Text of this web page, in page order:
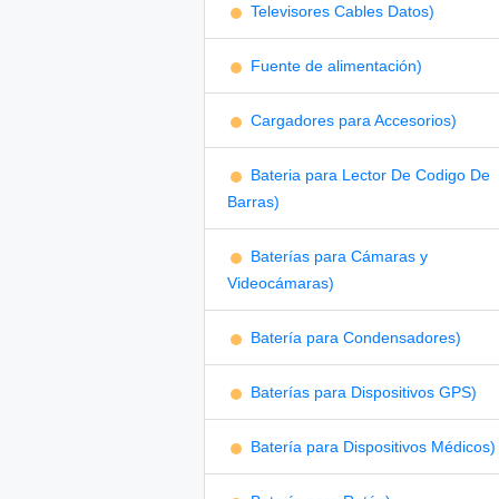
Televisores Cables Datos)
Fuente de alimentación)
Cargadores para Accesorios)
Bateria para Lector De Codigo De
Barras)
Baterías para Cámaras y
Videocámaras)
Batería para Condensadores)
Baterías para Dispositivos GPS)
Batería para Dispositivos Médicos)